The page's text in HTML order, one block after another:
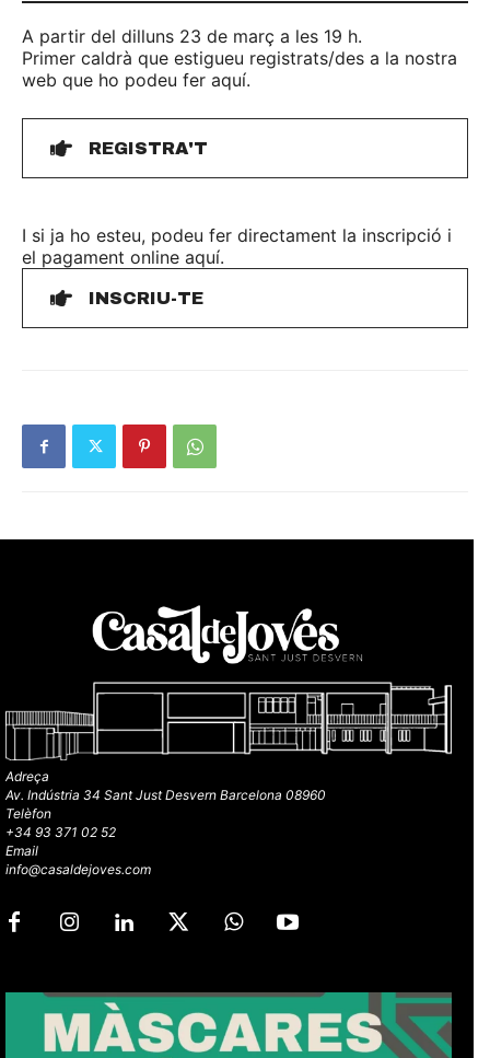
A partir del dilluns 23 de març a les 19 h.
Primer caldrà que estigueu registrats/des a la nostra
web que ho podeu fer aquí.
REGISTRA'T
I si ja ho esteu, podeu fer directament la inscripció i
el pagament online aquí.
INSCRIU-TE
Adreça
Av. Indústria 34 Sant Just Desvern Barcelona 08960
Telèfon
+34 93 371 02 52
Email
info@casaldejoves.com